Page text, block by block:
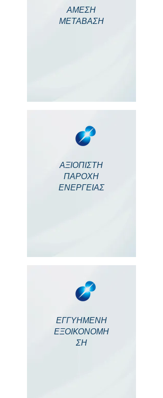
ΑΜΕΣΗ
ΜΕΤΑΒΑΣΗ
ΑΞΙΟΠΙΣΤΗ
ΠΑΡΟΧΗ
ΕΝΕΡΓΕΙΑΣ
ΕΓΓΥΗΜΕΝΗ
ΕΞΟΙΚΟΝΟΜΗ
ΣΗ